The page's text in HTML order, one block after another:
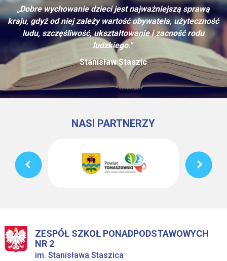
„Dobre wychowanie dzieci jest najważniejszą sprawą
kraju, gdyż od niej zależy wartość obywatela, użyteczność
ludu, szczęśliwość, ukształtowanie i zacność rodu
ludzkiego."
Stanisław Staszic
NASI PARTNERZY
ZESPÓŁ SZKOŁ PONADPODSTAWOWYCH
NR 2
im. Stanisława Staszica